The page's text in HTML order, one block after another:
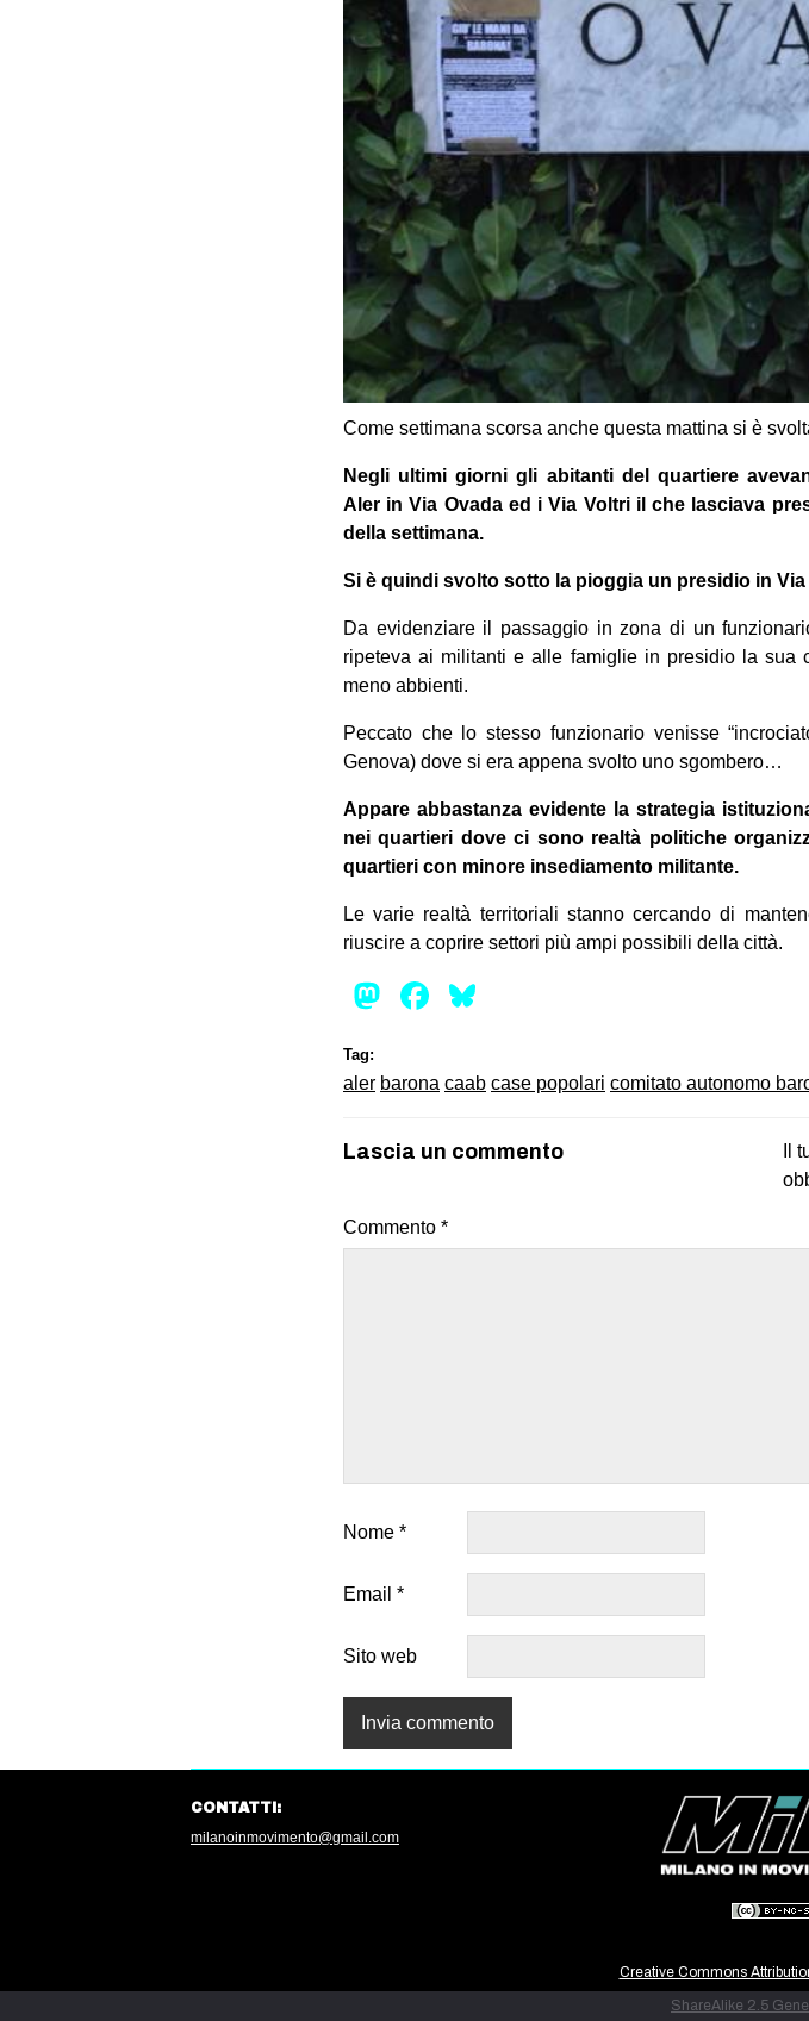
Come settimana scorsa anche questa mattina si è
Negli ultimi giorni gli abitanti del quartiere
Aler in Via Ovada ed i Via Voltri il che lasciava
della settimana.
Si è quindi svolto sotto la pioggia un presidio in Via
Da evidenziare il passaggio in zona di un
ripeteva ai militanti e alle famiglie in presidio la sua
meno abbienti.
Peccato che lo stesso funzionario venisse
Genova) dove si era appena svolto uno sgombero…
Appare abbastanza evidente la strategia
nei quartieri dove ci sono realtà politiche
quartieri con minore insediamento militante.
Le varie realtà territoriali stanno cercando di
riuscire a coprire settori più ampi possibili della città.
Mastodon
Facebook
Tag:
aler barona caab case popolari comitato autonomo
Lascia un commento Il
Commento *
Nome *
Email *
Sito web
Creative Commons
ShareAlike 2.5
CONTATTI:
milanoinmovimento@gmail.com